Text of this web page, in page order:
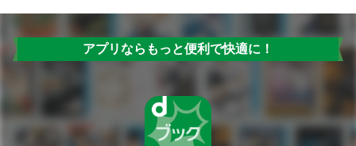
アプリならもっと便利で快適に！